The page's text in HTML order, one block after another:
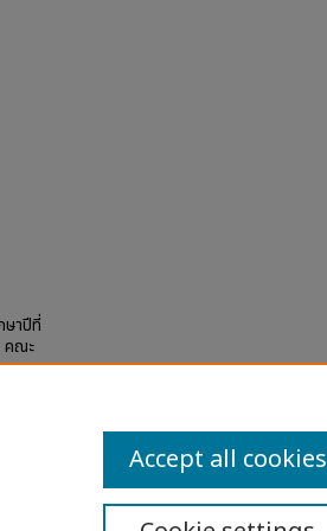
าปีที่
คณะ
Accept all cookies